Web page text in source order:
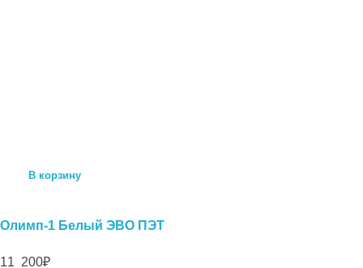
В корзину
Олимп-1 Белый ЭВО ПЭТ
11 200₽